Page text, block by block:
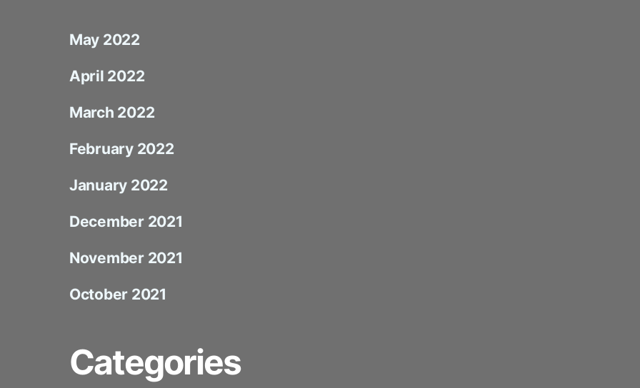
May 2022
April 2022
March 2022
February 2022
January 2022
December 2021
November 2021
October 2021
Categories